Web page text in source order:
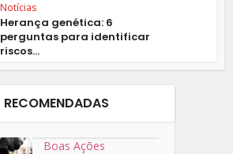
Notícias
Herança genética: 6
perguntas para identificar
riscos...
RECOMENDADAS
Boas Ações